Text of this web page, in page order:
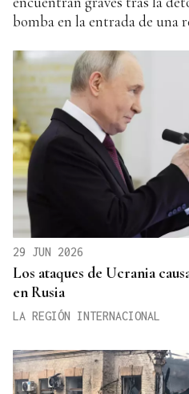
bomba en la entrada de una
29 JUN 2026
Los ataques de Ucrania
en Rusia
LA REGIÓN INTERNACIONAL